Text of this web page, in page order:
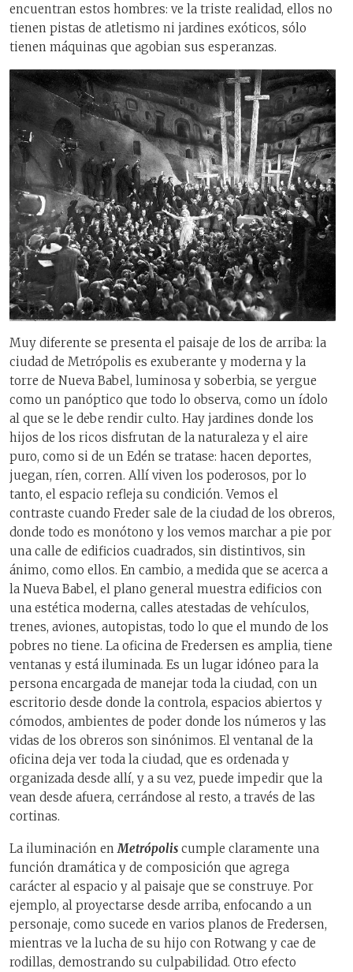
encuentran estos hombres: ve la triste realidad, ellos no
tienen pistas de atletismo ni jardines exóticos, sólo
tienen máquinas que agobian sus esperanzas.
Muy diferente se presenta el paisaje de los de arriba: la
ciudad de Metrópolis es exuberante y moderna y la
torre de Nueva Babel, luminosa y soberbia, se yergue
como un panóptico que todo lo observa, como un ídolo
al que se le debe rendir culto. Hay jardines donde los
hijos de los ricos disfrutan de la naturaleza y el aire
puro, como si de un Edén se tratase: hacen deportes,
juegan, ríen, corren. Allí viven los poderosos, por lo
tanto, el espacio refleja su condición. Vemos el
contraste cuando Freder sale de la ciudad de los obreros,
donde todo es monótono y los vemos marchar a pie por
una calle de edificios cuadrados, sin distintivos, sin
ánimo, como ellos. En cambio, a medida que se acerca a
la Nueva Babel, el plano general muestra edificios con
una estética moderna, calles atestadas de vehículos,
trenes, aviones, autopistas, todo lo que el mundo de los
pobres no tiene. La oficina de Fredersen es amplia, tiene
ventanas y está iluminada. Es un lugar idóneo para la
persona encargada de manejar toda la ciudad, con un
escritorio desde donde la controla, espacios abiertos y
cómodos, ambientes de poder donde los números y las
vidas de los obreros son sinónimos. El ventanal de la
oficina deja ver toda la ciudad, que es ordenada y
organizada desde allí, y a su vez, puede impedir que la
vean desde afuera, cerrándose al resto, a través de las
cortinas.
La iluminación en Metrópolis cumple claramente una
función dramática y de composición que agrega
carácter al espacio y al paisaje que se construye. Por
ejemplo, al proyectarse desde arriba, enfocando a un
personaje, como sucede en varios planos de Fredersen,
mientras ve la lucha de su hijo con Rotwang y cae de
rodillas, demostrando su culpabilidad. Otro efecto